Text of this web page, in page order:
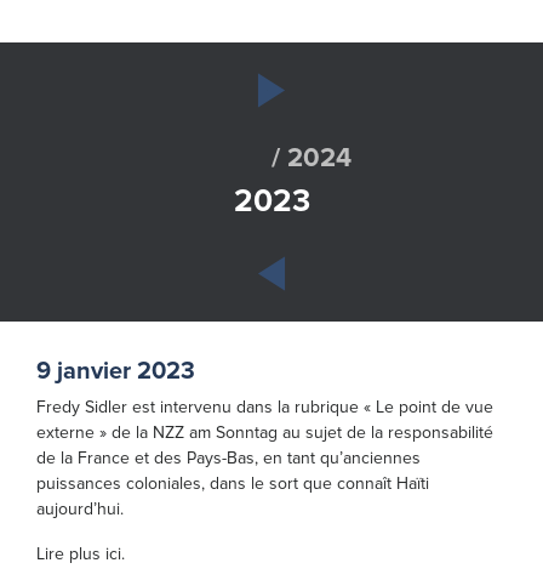
/ 2024
2023
9 janvier 2023
Fredy Sidler est intervenu dans la rubrique « Le point de vue
externe » de la NZZ am Sonntag au sujet de la responsabilité
de la France et des Pays-Bas, en tant qu’anciennes
puissances coloniales, dans le sort que connaît Haïti
aujourd’hui.
Lire plus ici.